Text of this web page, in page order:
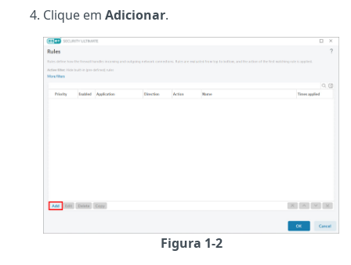
Clique em Adicionar.
Figura 1-2